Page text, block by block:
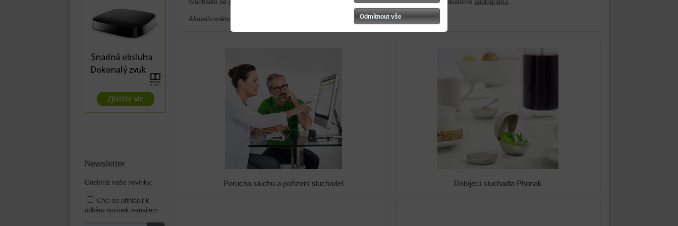
Sluchadlo se poté nastaví speciálním softwarovým programem na základě Vašeho individuálního audiogramu.
Aktualizováno k 26. 4. 2024.
Porucha sluchu a pořízení sluchadel Dobíjecí sluchadla Phonak
Newsletter
Odebírat naše novinky:
Chci se přihlásit k
odběru novinek e-mailem
Odmítnout vše